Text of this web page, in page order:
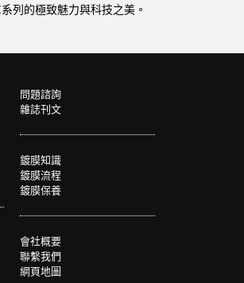
列的極致魅力與科技之美。
問題諮詢
雜誌刊文
鍍膜知識
鍍膜流程
鍍膜保養
會社概要
聯繫我們
網頁地圖